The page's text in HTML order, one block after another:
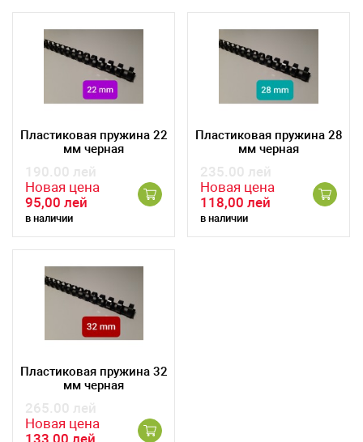
Пластиковая пружина 22
мм черная
190.00 лей
Новая цена
95,00 лей
в наличии
Пластиковая пружина 28
мм черная
235.00 лей
Новая цена
118,00 лей
в наличии
Пластиковая пружина 32
мм черная
265.00 лей
Новая цена